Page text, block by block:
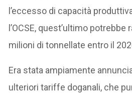
l’eccesso di capacità
l’OCSE, quest’ultimo potrebbe
milioni di tonnellate entro il
Era stata ampiamente
ulteriori tariffe doganali, che